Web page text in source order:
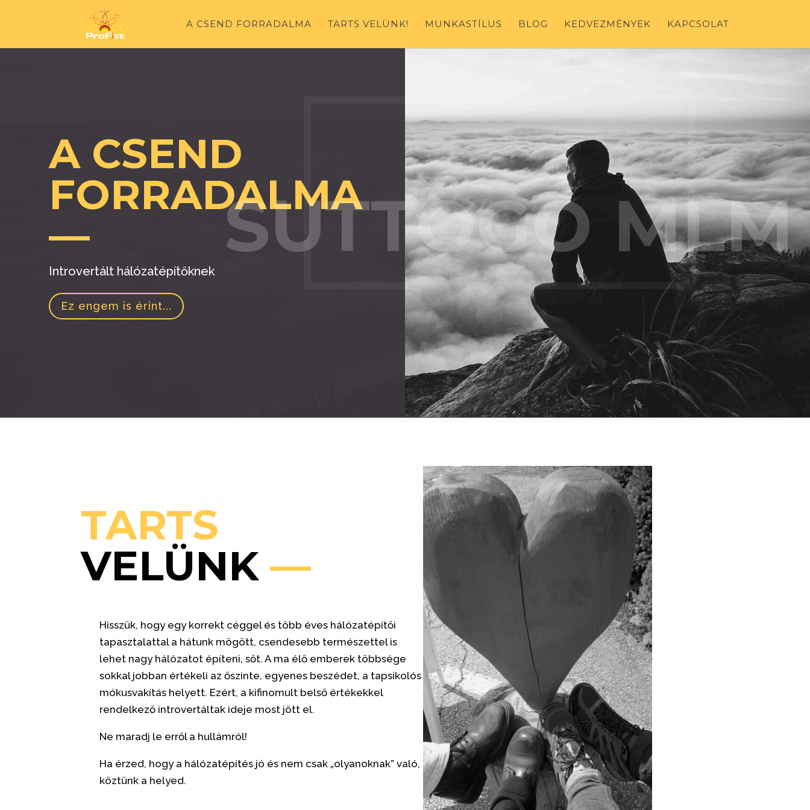
A CSEND FORRADALMA TARTS VELÜNK! MUNKASTÍLUS BLOG KEDVEZMÉNYEK KAPCSOLAT
A CSEND
FORRADALMA
—
Introvertált hálózatépítőknek
Ez engem is érint...
SUTTOGÓ MLM
TARTS
VELÜNK—
Hisszük, hogy egy korrekt céggel és több éves hálózatépítői
tapasztalattal a hátunk mögött, csendesebb természettel is
lehet nagy hálózatot építeni, sőt. A ma élő emberek többsége
sokkal jobban értékeli az őszinte, egyenes beszédet, a tapsikolós
mókusvakítás helyett. Ezért, a kifinomult belső értékekkel
rendelkező introvertáltak ideje most jött el.
Ne maradj le erről a hullámról!
Ha érzed, hogy a hálózatépítés jó és nem csak „olyanoknak” való,
köztünk a helyed.